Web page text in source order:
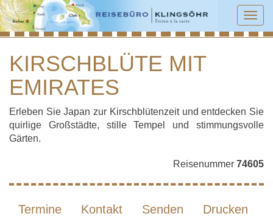
KIRSCHBLÜTE MIT EMIRATES
KIRSCHBLÜTE MIT
EMIRATES
Erleben Sie Japan zur Kirschblütenzeit und entdecken Sie
quirlige Großstädte, stille Tempel und stimmungsvolle
Gärten.
Reisenummer 74605
Termine Kontakt Senden Drucken